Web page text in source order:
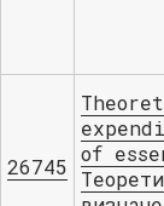
26745
of